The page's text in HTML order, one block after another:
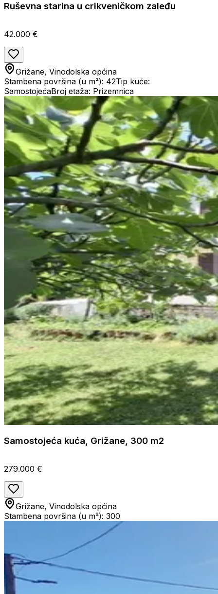
Ruševna starina u crikveničkom zaleđu
42.000 €
Grižane, Vinodolska općina
Stambena površina (u m²): 42Tip kuće:
SamostojećaBroj etaža: Prizemnica
Samostojeća kuća, Grižane, 300 m2
279.000 €
Grižane, Vinodolska općina
Stambena površina (u m²): 300